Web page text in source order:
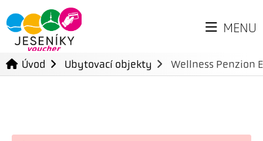
MENU
Úvod Ubytovací objekty Wellness Penzion